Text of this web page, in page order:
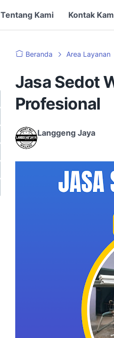
Tentang Kami Kontak
Beranda Area Layanan
Jasa Sedot
Profesional
Langgeng Jaya